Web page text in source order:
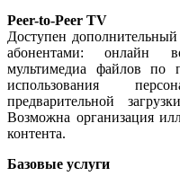
Peer-to-Peer TV
Доступен дополнительный
абонентами: онлайн
мультимедиа файлов по
использования
предварительной
Возможна организация
контента.
Базовые услуги